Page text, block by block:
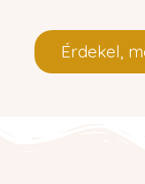
Érdekel,